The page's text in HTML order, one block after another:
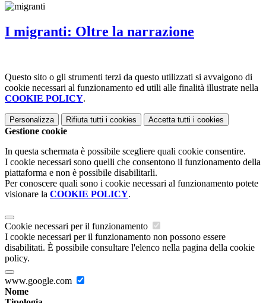
I migranti: Oltre la narrazione
Questo sito o gli strumenti terzi da questo utilizzati si avvalgono di
cookie necessari al funzionamento ed utili alle finalità illustrate nella
COOKIE POLICY.
Personalizza Rifiuta tutti i cookies Accetta tutti i cookies
Gestione cookie
In questa schermata è possibile scegliere quali cookie consentire.
I cookie necessari sono quelli che consentono il funzionamento della
piattaforma e non è possibile disabilitarli.
Per conoscere quali sono i cookie necessari al funzionamento potete
visionare la COOKIE POLICY.
Cookie necessari per il funzionamento
I cookie necessari per il funzionamento non possono essere
disabilitati. È possibile consultare l'elenco nella pagina della cookie
policy.
www.google.com
Nome